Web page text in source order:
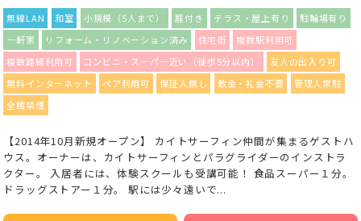
無線LAN 和室 小規模（5人まで） 庭付き テラス・屋上有り
駐輪場有り
一軒家
リフォーム・リノベーション済み 住宅街
複数駅利用可
複数路線利用可
コンビニ・スーパー近い（徒歩5分以内）
友人の出入り可
無料インターネット
ペア利用可 保証人無し 敷金・礼金不要
管理人常駐
全館禁煙
【2014年10月新規オープン】 カイトサーフィン仲間が集まるゲストハ
ウス。オーナーは、カイトサーフィンとパラグライダーのインストラ
クター。 入居者には、体験スクールも受講可能！ 食品スーパー１分。
ドラッグストアー１分。 駅には少々遠いで...